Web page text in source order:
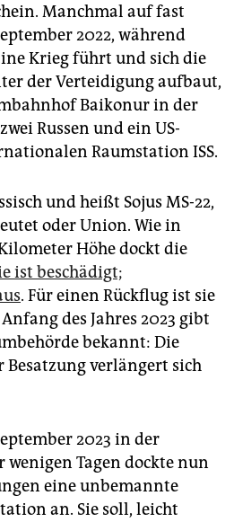
Manchmal auf fast
2022, während
Krieg führt und sich die
der Verteidigung aufbaut,
Baikonur in der
Russen und ein US-
Raumstation ISS.
und heißt Sojus MS-22,
oder Union. Wie in
Höhe dockt die
ist beschädigt;
. Für einen Rückflug ist sie
des Jahres 2023 gibt
bekannt: Die
verlängert sich
2023 in der
wenigen Tagen dockte nun
eine unbemannte
an. Sie soll, leicht